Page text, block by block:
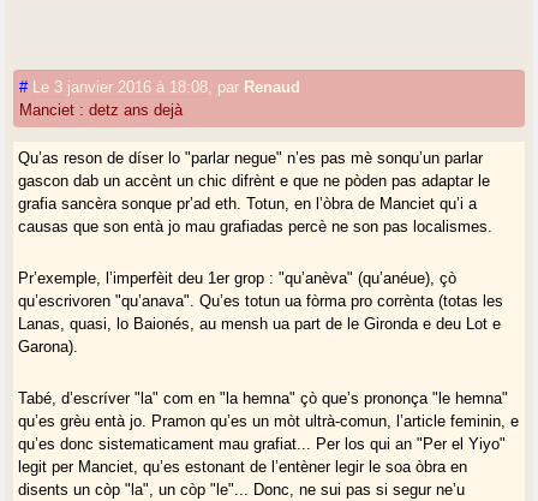
# Le 3 janvier 2016 à 18:08 par Renaud
Manciet : detz ans dejà
Qu’as reson de díser lo "parlar negue" n’es pas mè sonqu’un parlar
gascon dab un accènt un chic difrènt e que ne pòden pas adaptar le
grafia sancèra sonque pr’ad eth. Totun, en l’òbra de Manciet qu’i a
causas que son entà jo mau grafiadas percè ne son pas localismes.
Pr’exemple, l’imperfèit deu 1er grop : "qu’anèva" (qu’anéue), çò
qu’escrivoren "qu’anava". Qu’es totun ua fòrma pro corrènta (totas les
Lanas, quasi, lo Baionés, au mensh ua part de le Gironda e deu Lot e
Garona).
Tabé, d’escríver "la" com en "la hemna" çò que’s prononça "le hemna"
qu’es grèu entà jo. Pramon qu’es un mòt ultrà-comun, l’article feminin, e
qu’es donc sistematicament mau grafiat... Per los qui an "Per el Yiyo"
legit per Manciet, qu’es estonant de l’entèner legir le soa òbra en
disents un còp "la", un còp "le"... Donc, ne sui pas si segur ne’u